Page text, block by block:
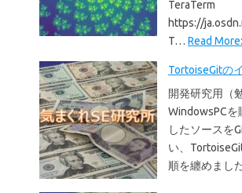
TeraTerm
https://
T… Read
TortoiseGitの
開発研究用（
WindowsPC
したソースを
い、
順を纏めました